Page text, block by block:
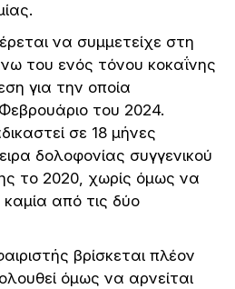
να συμμετείχε στη
του ενός τόνου κοκαΐνης
για την οποία
του 2024.
σε 18 μήνες
δολοφονίας συγγενικού
το 2020, χωρίς όμως να
καμία από τις δύο
βρίσκεται πλέον
όμως να αρνείται